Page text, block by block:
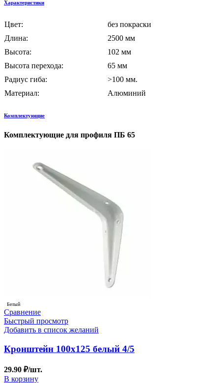
Характеристики
Цвет:
без покраски
Длина:
2500 мм
Высота:
102 мм
Высота перехода:
65 мм
Радиус гиба:
>100 мм.
Материал:
Алюминий
Комплектующие
Комплектующие для профиля ПБ 65
Белый
Сравнение
Быстрый просмотр
Добавить в список желаний
Кронштейн 100х125 белый 4/5
29.90 ₽/шт.
В корзину